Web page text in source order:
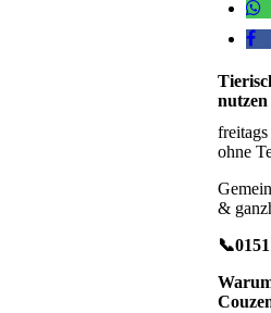
nutzen
ohne
&